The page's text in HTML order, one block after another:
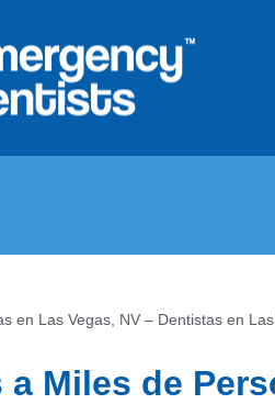
en Las Vegas, NV – Dentistas en
Miles de